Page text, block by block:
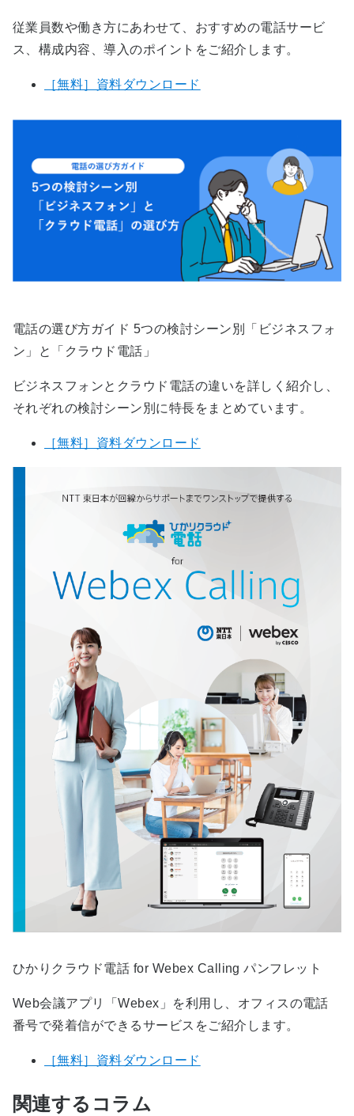
従業員数や働き方にあわせて、おすすめの電話サービ
ス、構成内容、導入のポイントをご紹介します。
［無料］資料ダウンロード
電話の選び方ガイド 5つの検討シーン別「ビジネスフォ
ン」と「クラウド電話」
ビジネスフォンとクラウド電話の違いを​詳しく紹介し、
それぞれの検討シーン別に特長をまとめています。​
［無料］資料ダウンロード
ひかりクラウド電話 for Webex Calling パンフレット
Web会議アプリ「Webex」を利用し、オフィスの電話
番号で発着信ができるサービスをご紹介します。
［無料］資料ダウンロード
関連するコラム